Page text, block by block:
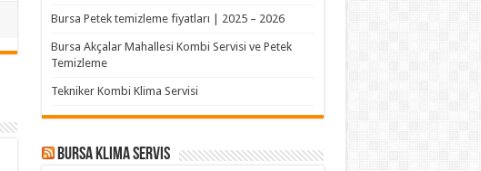
Bursa Petek temizleme fiyatları | 2025 – 2026
Bursa Akçalar Mahallesi Kombi Servisi ve Petek
Temizleme
Tekniker Kombi Klima Servisi
Bursa klima servis